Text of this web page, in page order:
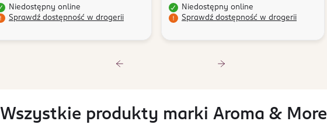
Niedostępny online
Sprawdź dostępność w drogerii
Niedostępny online
Sprawdź dostępność w drogerii
Wszystkie produkty marki Aroma & More